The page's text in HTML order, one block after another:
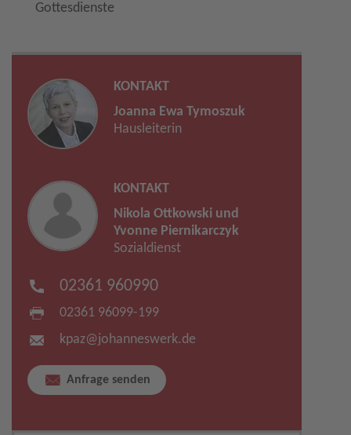
Gottesdienste
KONTAKT
Joanna Ewa Tymoszuk
Hausleiterin
KONTAKT
Nikola Ottkowski und
Yvonne Piernikarczyk
Sozialdienst
02361 960990
02361 96099-199
kpaz​@johanneswerk.de
Anfrage senden